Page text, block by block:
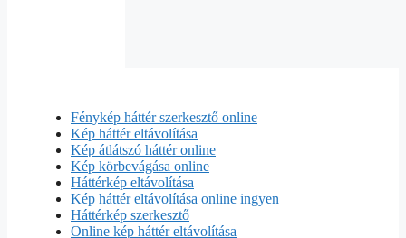
Fénykép háttér szerkesztő online
Kép háttér eltávolítása
Kép átlátszó háttér online
Kép körbevágása online
Háttérkép eltávolítása
Kép háttér eltávolítása online ingyen
Háttérkép szerkesztő
Online kép háttér eltávolítása